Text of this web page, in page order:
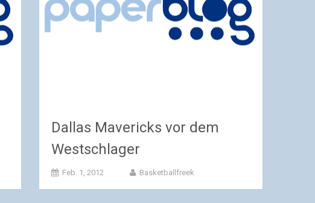
Dallas Mavericks vor dem
Westschlager
Feb. 1, 2012 Basketballfreek